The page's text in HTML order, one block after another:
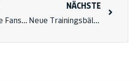
Neuer Online Fanshop ist gestartet
NÄCHSTE
Neue Trainingsbälle für die D3